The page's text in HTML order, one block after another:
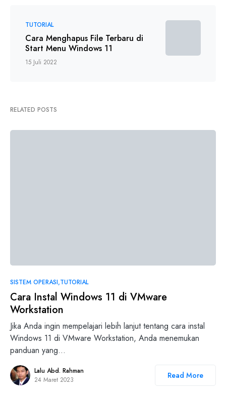
TUTORIAL
Cara Menghapus File Terbaru di
Start Menu Windows 11
15 Juli 2022
RELATED POSTS
SISTEM OPERASI TUTORIAL
Cara Instal Windows 11 di VMware
Workstation
Jika Anda ingin mempelajari lebih lanjut tentang cara instal
Windows 11 di VMware Workstation, Anda menemukan
panduan yang…
Lalu Abd. Rahman
24 Maret 2023
Read More